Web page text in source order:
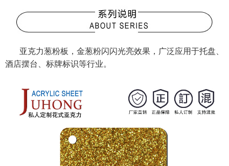
亚克力葱粉板，金葱粉闪闪光亮效果，广泛应用于托盘、
酒店摆台、标牌标识等行业。